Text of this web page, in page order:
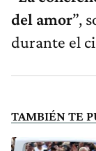
del amor”,
durante el
TAMBIÉN TE